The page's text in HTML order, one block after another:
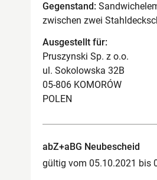
Gegenstand:
zwischen zwei
Ausgestellt für:
Pruszynski Sp. z o.o.
ul. Sokolowska 32B
05-806 KOMORÓW
POLEN
abZ+aBG Neubescheid
gültig vom 05.10.2021 bis